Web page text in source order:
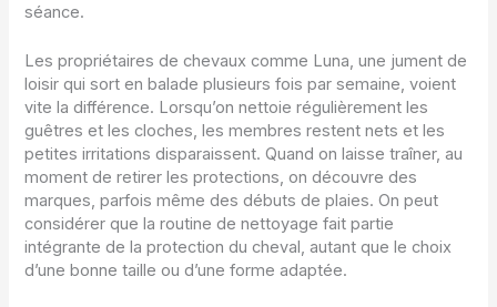
séance.
Les propriétaires de chevaux comme Luna, une jument de
loisir qui sort en balade plusieurs fois par semaine, voient
vite la différence. Lorsqu’on nettoie régulièrement les
guêtres et les cloches, les membres restent nets et les
petites irritations disparaissent. Quand on laisse traîner, au
moment de retirer les protections, on découvre des
marques, parfois même des débuts de plaies. On peut
considérer que la routine de nettoyage fait partie
intégrante de la protection du cheval, autant que le choix
d’une bonne taille ou d’une forme adaptée.